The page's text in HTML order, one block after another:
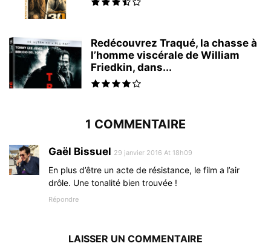
Redécouvrez Traqué, la chasse à
l’homme viscérale de William
Friedkin, dans...
1 COMMENTAIRE
Gaël Bissuel 29 janvier 2016 At 18h09
En plus d’être un acte de résistance, le film a l’air
drôle. Une tonalité bien trouvée !
Répondre
LAISSER UN COMMENTAIRE